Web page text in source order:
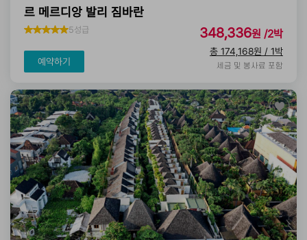
르 메르디앙 발리 짐바란
5성급
예약하기
348,336원 /2박
총 174,168원 / 1박
세금 및 봉사료 포함